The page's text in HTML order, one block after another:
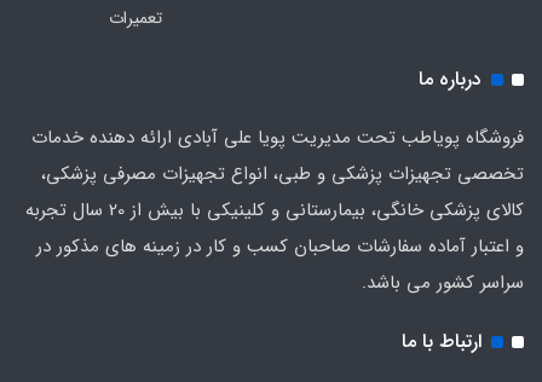
تعمیرات
درباره ما
فروشگاه پویاطب تحت مدیریت پویا علی آبادی ارائه دهنده خدمات
تخصصی تجهیزات پزشکی و طبی، انواع تجهیزات مصرفی پزشکی،
کالای پزشکی خانگی، بیمارستانی و کلینیکی با بیش از 20 سال تجربه
و اعتبار آماده سفارشات صاحبان کسب و کار در زمینه های مذکور در
سراسر کشور می باشد.
ارتباط با ما